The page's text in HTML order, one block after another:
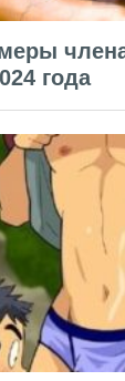
года